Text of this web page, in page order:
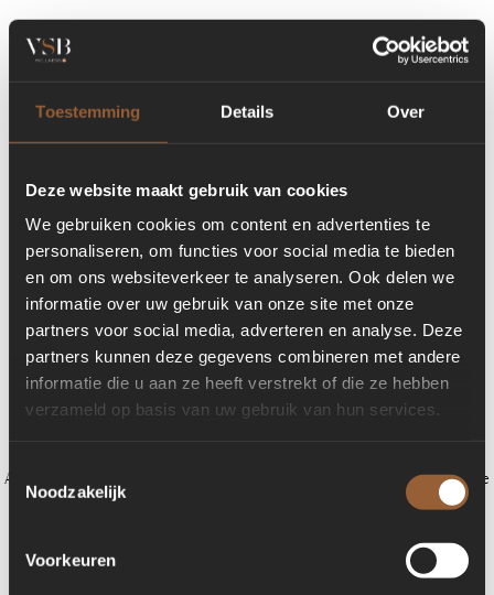
Toestemming Details Over
Deze website maakt gebruik van cookies
We gebruiken cookies om content en advertenties te
personaliseren, om functies voor social media te bieden
en om ons websiteverkeer te analyseren. Ook delen we
informatie over uw gebruik van onze site met onze
partners voor social media, adverteren en analyse. Deze
partners kunnen deze gegevens combineren met andere
informatie die u aan ze heeft verstrekt of die ze hebben
verzameld op basis van uw gebruik van hun services.
Toestemmingsselectie
Noodzakelijk
Voorkeuren
Application error: a client-side exception has occurred (see the browser console